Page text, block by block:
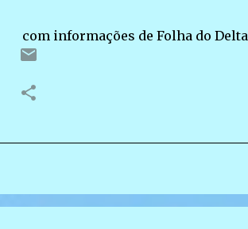
com informações de Folha do Delta